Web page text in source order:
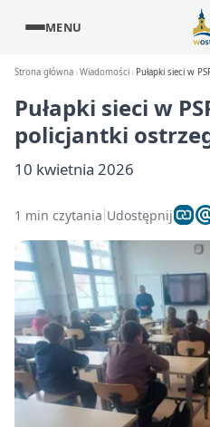
MENU
Strona główna Wiadomości Pułapki sieci w
Pułapki sieci w
policjantki
10 kwietnia 2026
1 min czytania Udostępnij